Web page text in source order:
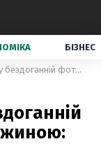
БІЗНЕС
Євген Кот знявся у бездоганній фотосесії зі своєю дружиною: вишукані кадри